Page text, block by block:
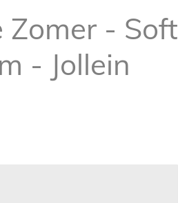
Zomer - Soft
- Jollein